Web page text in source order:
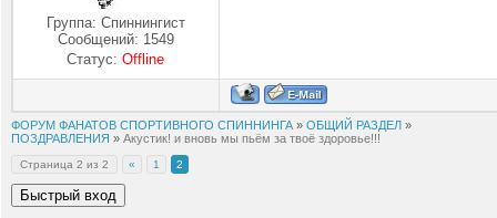
Группа: Спиннингист
Сообщений: 1549
Статус:Offline
ФОРУМ ФАНАТОВ СПОРТИВНОГО СПИННИНГА » ОБЩИЙ РАЗДЕЛ »
ПОЗДРАВЛЕНИЯ » Акустик! и вновь мы пьём за твоё здоровье!!!
Страница 2 из 2 « 1 2